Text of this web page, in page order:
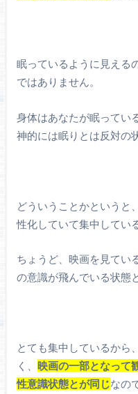
眠っているように見える
ではありません。
身体はあなたが眠ってい
神的には眠りとは反対の
どういうことかというと
性化していて集中してい
ちょうど、映画を見てい
の意識が飛んでいる状態
とても集中しているから
く、 映画の一部となって
性意識状態とが同じなの